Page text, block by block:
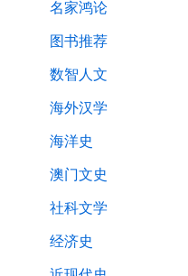
名家鸿论
图书推荐
数智人文
海外汉学
海洋史
澳门文史
社科文学
经济史